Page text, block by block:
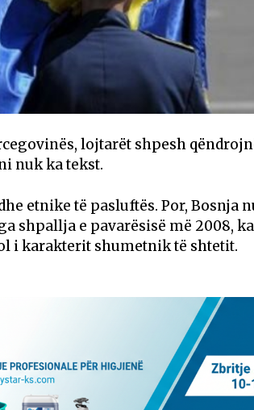
lojtarët shpesh
nuk ka tekst.
etnike të pasluftës. Por, Bosnja
shpallja e pavarësisë më 2008,
i karakterit shumetnik të shtetit.